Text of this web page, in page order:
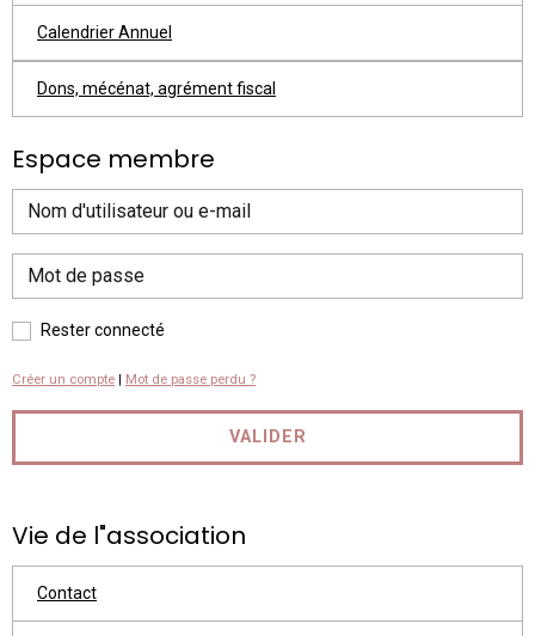
Calendrier Annuel
Dons, mécénat, agrément fiscal
Espace membre
Rester connecté
Créer un compte | Mot de passe perdu ?
VALIDER
Vie de l"association
Contact